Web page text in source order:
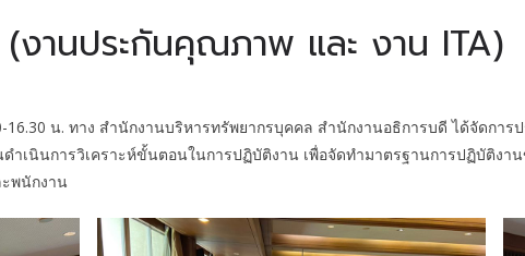
านประกันคุณภาพ และ งาน ITA)
น. ทาง สำนักงานบริหารทรัพยากรบุคคล สำนักงานอธิการบดี ได้จัดกา
เนินการวิเคราะห์ขั้นตอนในการปฏิบัติงาน เพื่อจัดทำมาตรฐานการปฏิบัติงา
พนักงาน